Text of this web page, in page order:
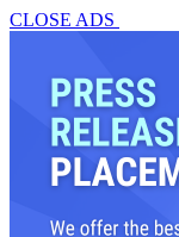
CLOSE ADS